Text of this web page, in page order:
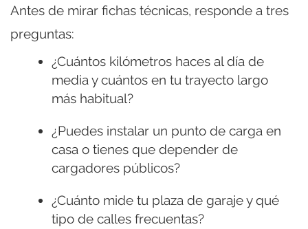
Antes de mirar fichas técnicas, responde a tres
preguntas:
¿Cuántos kilómetros haces al día de
media y cuántos en tu trayecto largo
más habitual?
¿Puedes instalar un punto de carga en
casa o tienes que depender de
cargadores públicos?
¿Cuánto mide tu plaza de garaje y qué
tipo de calles frecuentas?